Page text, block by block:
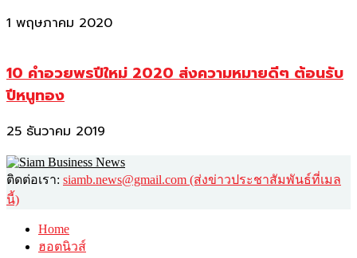
1 พฤษภาคม 2020
10 คำอวยพรปีใหม่ 2020 ส่งความหมายดีๆ ต้อนรับ
ปีหนูทอง
25 ธันวาคม 2019
ติดต่อเรา: siamb.news@gmail.com (ส่งข่าวประชาสัมพันธ์ที่เมล
นี้)
Home
ฮอตนิวส์